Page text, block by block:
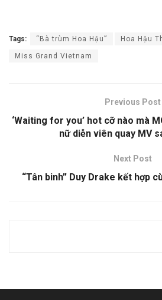
Tags: “Bà trùm Hoa Hậu” Hoa Hậu
Miss Grand Vietnam
Previous Post
‘Waiting for you’ hot cỡ nào mà
nữ diễn viên quay MV
Next Post
“Tân binh” Duy Drake kết hợp